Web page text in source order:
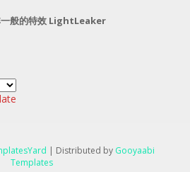
一般的特效 LightLeaker
| Distributed by Gooyaabi
Templates